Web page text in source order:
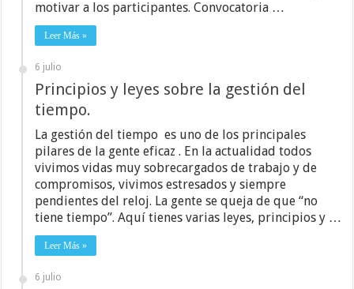
motivar a los participantes. Convocatoria …
Leer Más »
6 julio
Principios y leyes sobre la gestión del
tiempo.
La gestión del tiempo es uno de los principales
pilares de la gente eficaz . En la actualidad todos
vivimos vidas muy sobrecargados de trabajo y de
compromisos, vivimos estresados y siempre
pendientes del reloj. La gente se queja de que “no
tiene tiempo”. Aquí tienes varias leyes, principios y …
Leer Más »
6 julio